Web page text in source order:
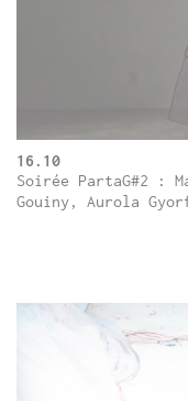
16.10
Soirée PartaG#2 :
Gouiny, Aurola